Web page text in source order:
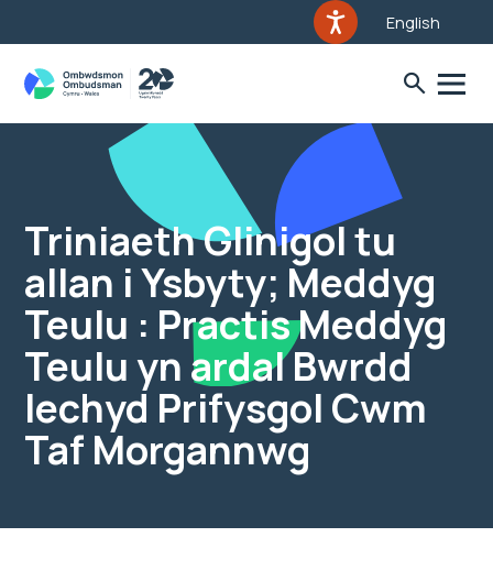
English
Triniaeth Glinigol tu
allan i Ysbyty; Meddyg
Teulu : Practis Meddyg
Teulu yn ardal Bwrdd
Iechyd Prifysgol Cwm
Taf Morgannwg